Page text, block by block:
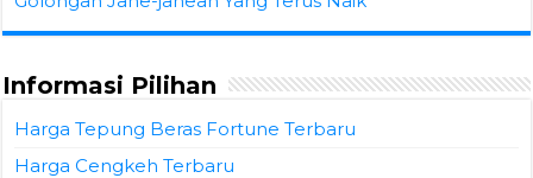
Informasi Pilihan
Harga Tepung Beras Fortune Terbaru
Harga Cengkeh Terbaru